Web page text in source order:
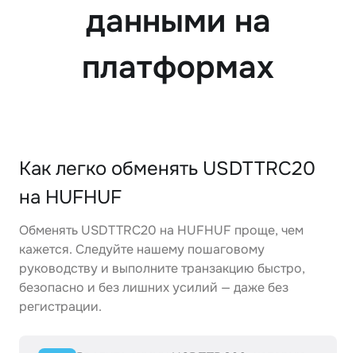
данными на
платформах
Как легко обменять USDTTRC20
на HUFHUF
Обменять USDTTRC20 на HUFHUF проще, чем
кажется. Следуйте нашему пошаговому
руководству и выполните транзакцию быстро,
безопасно и без лишних усилий — даже без
регистрации.